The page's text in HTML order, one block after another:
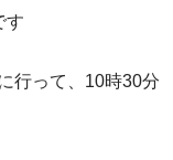
す
行って、10時30分